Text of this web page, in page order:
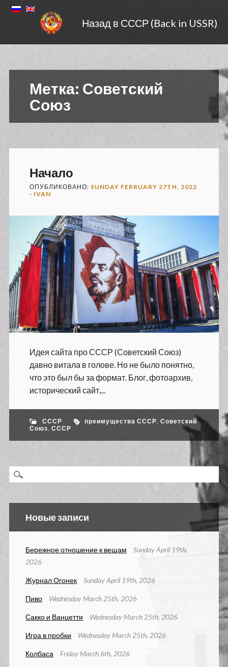
Назад в СССР (Back in USSR)
Метка: Советский
Союз
Начало
ОПУБЛИКОВАНО: SUNDAY FEBRUARY 27TH, 2022
- IVAN
Идея сайта про СССР (Советский Союз)
давно витала в голове. Но не было понятно,
что это был бы за формат. Блог, фотоархив,
исторический сайт,...
СССР преимущества СССР, Советский
Союз, СССР
Новые записи
Бережное отношение к вещам
Sunday April 19th,
2026
Журнал Огонек Sunday April 19th, 2026
Пиво Wednesday March 25th, 2026
Сакко и Ванцетти Wednesday March 25th, 2026
Игра в пробки Wednesday March 25th, 2026
Колбаса Friday March 6th, 2026